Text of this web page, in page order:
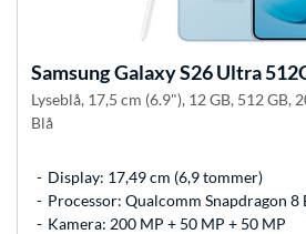
SamsungGalaxy S26 Ultra
Lyseblå, 17,5 cm (6.9"), 12 GB, 512 GB,
Blå
Display: 17,49 cm (6,9 tommer)
Processor: Qualcomm Snapdragon 8
Kamera: 200 MP + 50 MP + 50 MP